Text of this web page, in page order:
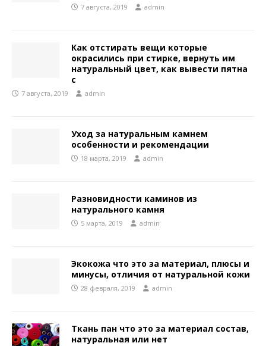
7 августа, 2019 admin
Как отстирать вещи которые
окрасились при стирке, вернуть им
натуральный цвет, как вывести пятна
с
7 августа, 2019 admin
Уход за натуральным камнем
особенности и рекомендации
18 марта, 2019 admin
Разновидности каминов из
натурального камня
5 марта, 2019 admin
Экокожа что это за материал, плюсы и
минусы, отличия от натуральной кожи
28 февраля, 2019 admin
Ткань пан что это за материал состав,
натуральная или нет